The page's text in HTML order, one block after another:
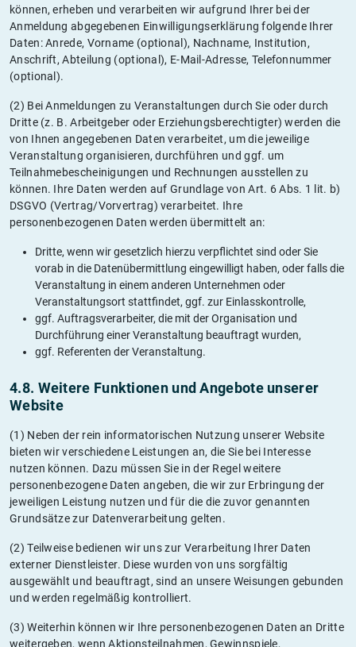
können, erheben und verarbeiten wir aufgrund Ihrer bei der
Anmeldung abgegebenen Einwilligungserklärung folgende Ihrer
Daten: Anrede, Vorname (optional), Nachname, Institution,
Anschrift, Abteilung (optional), E-Mail-Adresse, Telefonnummer
(optional).
(2) Bei Anmeldungen zu Veranstaltungen durch Sie oder durch
Dritte (z. B. Arbeitgeber oder Erziehungsberechtigter) werden die
von Ihnen angegebenen Daten verarbeitet, um die jeweilige
Veranstaltung organisieren, durchführen und ggf. um
Teilnahmebescheinigungen und Rechnungen ausstellen zu
können. Ihre Daten werden auf Grundlage von Art. 6 Abs. 1 lit. b)
DSGVO (Vertrag/Vorvertrag) verarbeitet. Ihre
personenbezogenen Daten werden übermittelt an:
Dritte, wenn wir gesetzlich hierzu verpflichtet sind oder Sie
vorab in die Datenübermittlung eingewilligt haben, oder falls die
Veranstaltung in einem anderen Unternehmen oder
Veranstaltungsort stattfindet, ggf. zur Einlasskontrolle,
ggf. Auftragsverarbeiter, die mit der Organisation und
Durchführung einer Veranstaltung beauftragt wurden,
ggf. Referenten der Veranstaltung.
4.8. Weitere Funktionen und Angebote unserer
Website
(1) Neben der rein informatorischen Nutzung unserer Website
bieten wir verschiedene Leistungen an, die Sie bei Interesse
nutzen können. Dazu müssen Sie in der Regel weitere
personenbezogene Daten angeben, die wir zur Erbringung der
jeweiligen Leistung nutzen und für die die zuvor genannten
Grundsätze zur Datenverarbeitung gelten.
(2) Teilweise bedienen wir uns zur Verarbeitung Ihrer Daten
externer Dienstleister. Diese wurden von uns sorgfältig
ausgewählt und beauftragt, sind an unsere Weisungen gebunden
und werden regelmäßig kontrolliert.
(3) Weiterhin können wir Ihre personenbezogenen Daten an Dritte
weitergeben, wenn Aktionsteilnahmen, Gewinnspiele,